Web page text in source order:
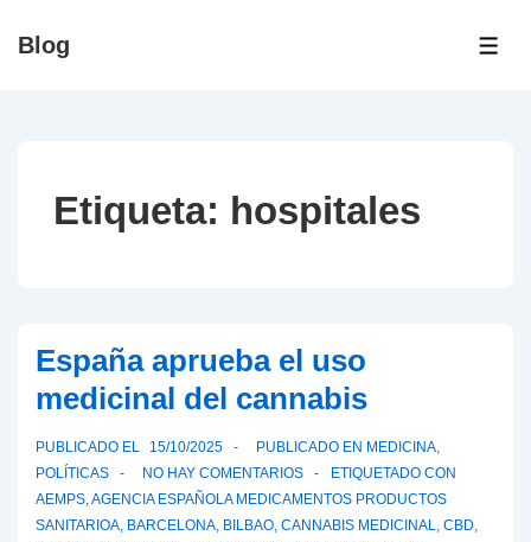
Saltar
Blog
Etiqueta: hospitales
España aprueba el uso
medicinal del cannabis
PUBLICADO EL 15/10/2025 PUBLICADO EN MEDICINA,
POLÍTICAS
NO HAY COMENTARIOS
ETIQUETADO CON
AEMPS,AGENCIA ESPAÑOLA MEDICAMENTOS PRODUCTOS
SANITARIOA, BARCELONA, BILBAO, CANNABIS MEDICINAL, CBD,